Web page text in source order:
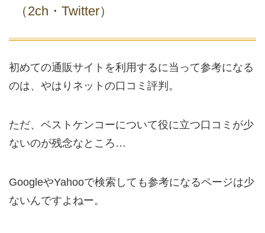
（2ch・Twitter）
初めての通販サイトを利用するに当って参考になる
のは、やはりネットの口コミ評判。
ただ、ベストケンコーについて役に立つ口コミが少
ないのが残念なところ…
GoogleやYahooで検索しても参考になるページは少
ないんですよねー。